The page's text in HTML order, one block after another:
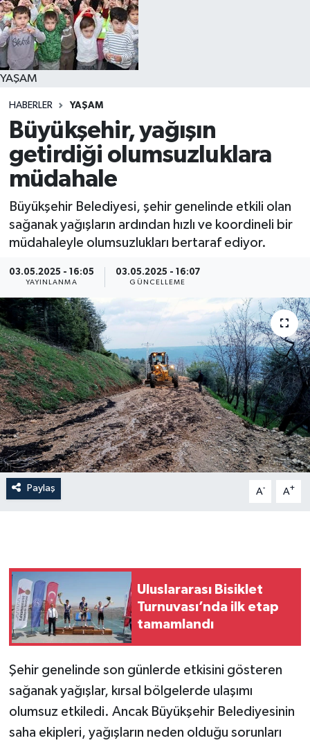
YAŞAM
HABERLER YAŞAM
Büyükşehir, yağışın
getirdiği olumsuzluklara
müdahale
Büyükşehir Belediyesi, şehir genelinde etkili olan
sağanak yağışların ardından hızlı ve koordineli bir
müdahaleyle olumsuzlukları bertaraf ediyor.
03.05.2025 - 16:05
YAYINLANMA
03.05.2025 - 16:07
GÜNCELLEME
Paylaş A- A+
Uluslararası Bisiklet
Turnuvası’nda ilk etap
tamamlandı
Şehir genelinde son günlerde etkisini gösteren
sağanak yağışlar, kırsal bölgelerde ulaşımı
olumsuz etkiledi. Ancak Büyükşehir Belediyesinin
saha ekipleri, yağışların neden olduğu sorunları
YAŞAM